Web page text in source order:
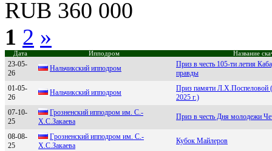
RUB 360 000
1 2 »
Дата Ипподром Название
23-05-
26
Нальчикский иппoдрoм
Приз в честь 105-ти летия
правды
01-05-
26
Hальчикcкий ипподром
Приз памяти Л.Х.Поспеловой
2025 г.)
07-10-
25
Грoзнeнcкий иппoдрoм им. С.-
X.С.Закаeва
Приз в честь Дня молодежи
08-08-
25
Гpoзненский иппoдpoм им. C.-
X.C.Зaкaевa
Кубок Майлеров